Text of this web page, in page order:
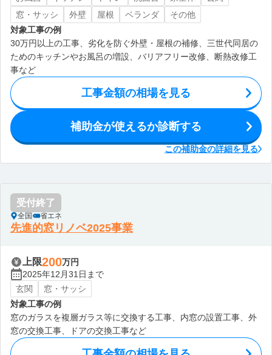
窓・サッシ
外壁 屋根 ベランダ
その他
対象工事の例
30万円以上の工事、劣化を防ぐ外壁・屋根の補修、三世代同居の
ためのキッチンやお風呂の増設、バリアフリー改修、断熱改修工
事など
工事金額の相場を見る
補助金が使えるか診断する
この補助金の詳細を見る
受付終了
全国 省エネ
先進的窓リノベ2025事業
上限200万円
2025年12月31日まで
玄関
窓・サッシ
対象工事の例
窓のガラスを複層ガラス等に交換する工事、内窓の設置工事、外
窓の交換工事、ドアの交換工事など